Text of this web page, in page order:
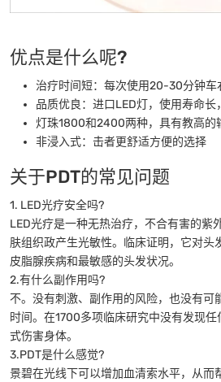
优点是什么呢?
治疗时间短：每次使用20-30分钟车
品质优良：进口LED灯，使用寿命长
灯珠1800和2400两种，具有教高的
非浸入式：击者更舒适方便的选择
关于PDT的常见问题
1. LED光疗安全吗?
LED光疗是一种无热治疗，不合有害的紫
肤组织政产生光敏性。临床证明，它对头
皮脂腺疾病和最敏感的头发状况。
2.有什么副作用吗?
不。没有刺激、副作用的风险，也没有可
时间。在1700多项临床研究中没有发现
式伤害身体。
3.PDT是什么感觉?
景碧在光线下可以增加血清索水平，从而